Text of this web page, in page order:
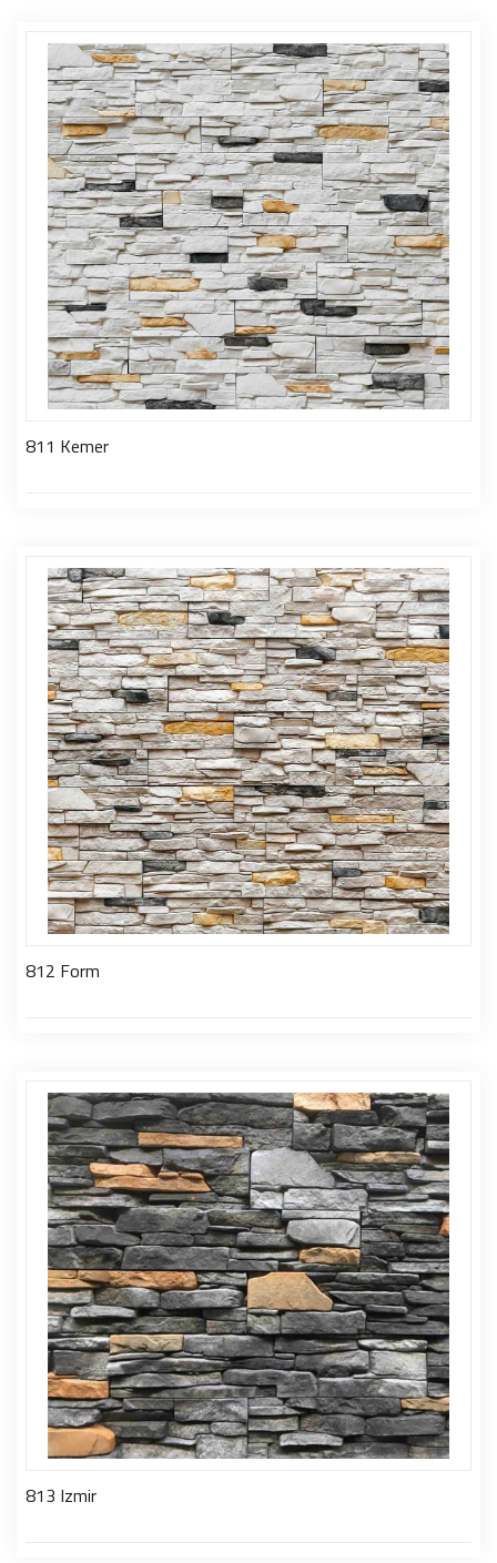
811 Kemer
812 Form
813 Izmir